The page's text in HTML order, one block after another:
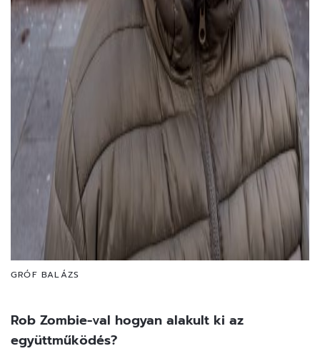
GRÓF BALÁZS
Rob Zombie-val hogyan alakult ki az
együttműködés?